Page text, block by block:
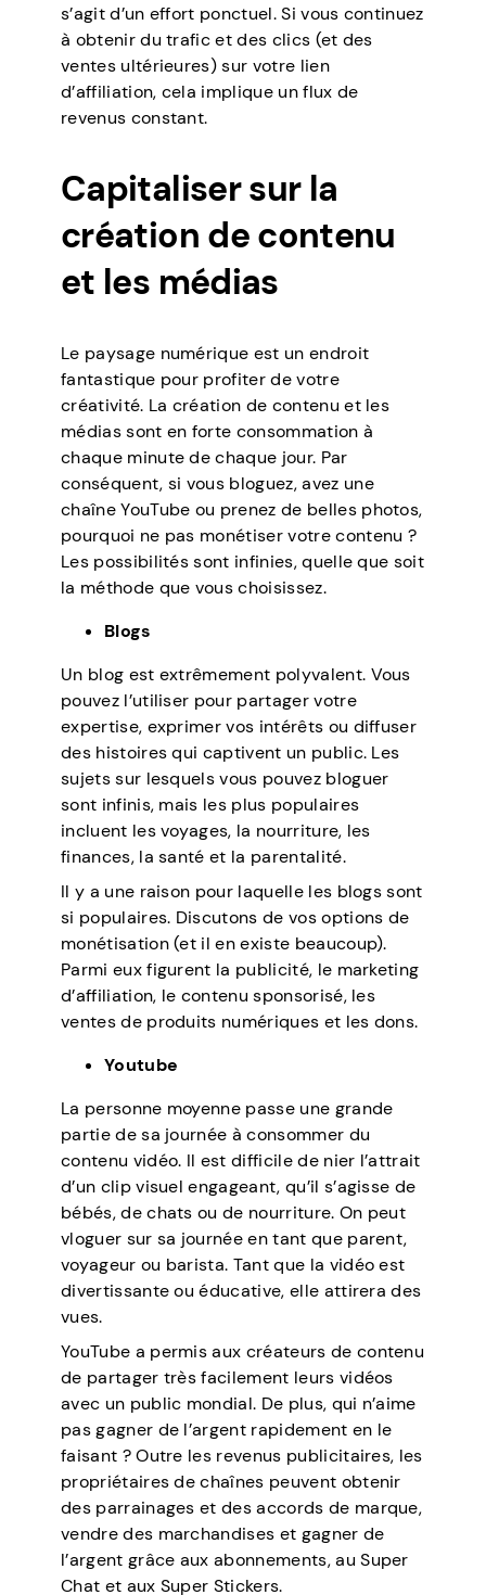
s’agit d’un effort ponctuel. Si vous continuez
à obtenir du trafic et des clics (et des
ventes ultérieures) sur votre lien
d’affiliation, cela implique un flux de
revenus constant.
Capitaliser sur la
création de contenu
et les médias
Le paysage numérique est un endroit
fantastique pour profiter de votre
créativité. La création de contenu et les
médias sont en forte consommation à
chaque minute de chaque jour. Par
conséquent, si vous bloguez, avez une
chaîne YouTube ou prenez de belles photos,
pourquoi ne pas monétiser votre contenu ?
Les possibilités sont infinies, quelle que soit
la méthode que vous choisissez.
Blogs
Un blog est extrêmement polyvalent. Vous
pouvez l’utiliser pour partager votre
expertise, exprimer vos intérêts ou diffuser
des histoires qui captivent un public. Les
sujets sur lesquels vous pouvez bloguer
sont infinis, mais les plus populaires
incluent les voyages, la nourriture, les
finances, la santé et la parentalité.
Il y a une raison pour laquelle les blogs sont
si populaires. Discutons de vos options de
monétisation (et il en existe beaucoup).
Parmi eux figurent la publicité, le marketing
d’affiliation, le contenu sponsorisé, les
ventes de produits numériques et les dons.
Youtube
La personne moyenne passe une grande
partie de sa journée à consommer du
contenu vidéo. Il est difficile de nier l’attrait
d’un clip visuel engageant, qu’il s’agisse de
bébés, de chats ou de nourriture. On peut
vloguer sur sa journée en tant que parent,
voyageur ou barista. Tant que la vidéo est
divertissante ou éducative, elle attirera des
vues.
YouTube a permis aux créateurs de contenu
de partager très facilement leurs vidéos
avec un public mondial. De plus, qui n’aime
pas gagner de l’argent rapidement en le
faisant ? Outre les revenus publicitaires, les
propriétaires de chaînes peuvent obtenir
des parrainages et des accords de marque,
vendre des marchandises et gagner de
l’argent grâce aux abonnements, au Super
Chat et aux Super Stickers.